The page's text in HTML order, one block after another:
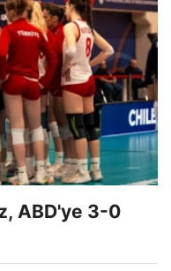
ABD'ye 3-0